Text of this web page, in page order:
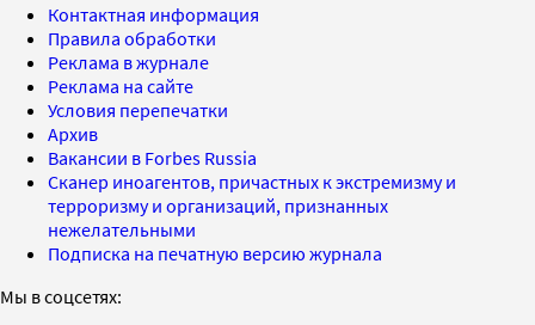
Контактная информация
Правила обработки
Реклама в журнале
Реклама на сайте
Условия перепечатки
Архив
Вакансии в Forbes Russia
Сканер иноагентов, причастных к экстремизму и
терроризму и организаций, признанных
нежелательными
Подписка на печатную версию журнала
Мы в соцсетях: